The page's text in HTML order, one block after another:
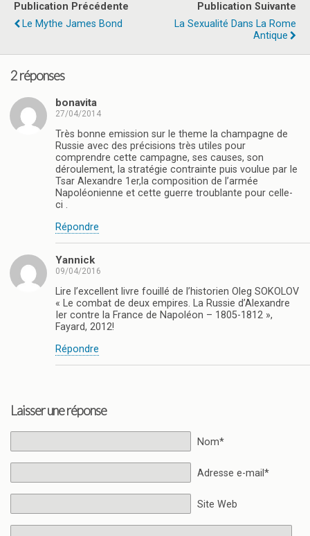
Publication Précédente
Le Mythe James Bond
Publication Suivante
La Sexualité Dans La Rome
Antique
2 réponses
bonavita
27/04/2014
Très bonne emission sur le theme la champagne de
Russie avec des précisions très utiles pour
comprendre cette campagne, ses causes, son
déroulement, la stratégie contrainte puis voulue par le
Tsar Alexandre 1er,la composition de l’armée
Napoléonienne et cette guerre troublante pour celle-
ci .
Répondre
Yannick
09/04/2016
Lire l’excellent livre fouillé de l’historien Oleg SOKOLOV
« Le combat de deux empires. La Russie d’Alexandre
Ier contre la France de Napoléon – 1805-1812 »,
Fayard, 2012!
Répondre
Laisser une réponse
Nom*
Adresse e-mail*
Site Web